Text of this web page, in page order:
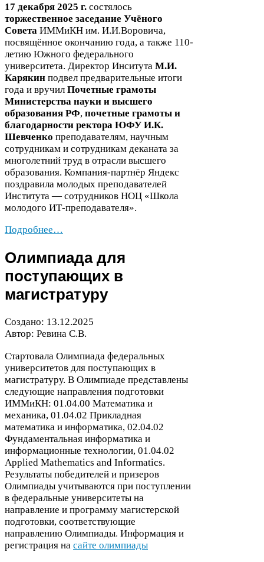
17 декабря 2025 г. состялось
торжественное заседание Учёного
Совета ИММиКН им. И.И.Воровича,
посвящённое окончанию года, а также 110-​
летию Южного федерального
университета. Директор Инситута М.И.
Карякин подвел предварительные итоги
года и вручил Почетные грамоты
Министерства науки и высшего
образования РФ, почетные грамоты и
благодарности ректора ЮФУ И.К.
Шевченко преподавателям, научным
сотрудникам и сотрудникам деканата за
многолетний труд в отрасли высшего
образования. Компания-​партнёр Яндекс
поздравила молодых преподавателей
Института — сотрудников НОЦ «Школа
молодого ИТ-​преподавателя».
Подробнее…
Олимпиада для
поступающих в
магистратуру
Создано: 13.12.2025
Автор: Ревина С.В.
Стартовала Олимпиада федеральных
университетов для поступающих в
магистратуру. В Олимпиаде представлены
следующие направления подготовки
ИММиКН: 01 .04.00 Математика и
механика, 01 .04.02 Прикладная
математика и информатика, 02.04.02
Фундаментальная информатика и
информационные технологии, 01 .04.02
Applied Math­e­mat­ics and Infor­mat­ics.
Результаты победителей и призеров
Олимпиады учитываются при поступлении
в федеральные университеты на
направление и программу магистерской
подготовки, соответствующие
направлению Олимпиады. Информация и
регистрация на сайте олимпиады